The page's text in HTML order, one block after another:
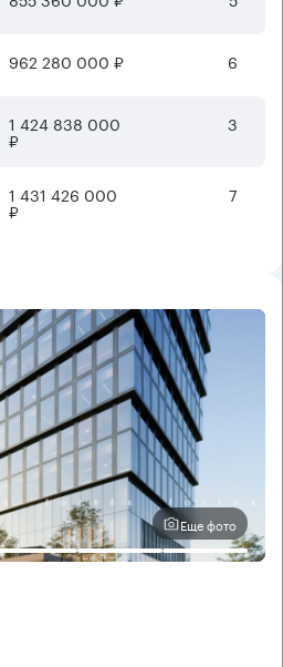
962 280 000 ₽ 6
1 424 838 000
₽
3
1 431 426 000
₽
7
Еще фото